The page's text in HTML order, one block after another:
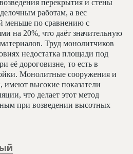
перекрытия и стены
работам, а вес
меньше по сравнению с
на 20%, что даёт значительную
Труд монолитчиков
недостатка площади под
её дороговизне, то есть в
Монолитные сооружения и
имеют высокие показатели
что делает этот метод
при возведении высотных